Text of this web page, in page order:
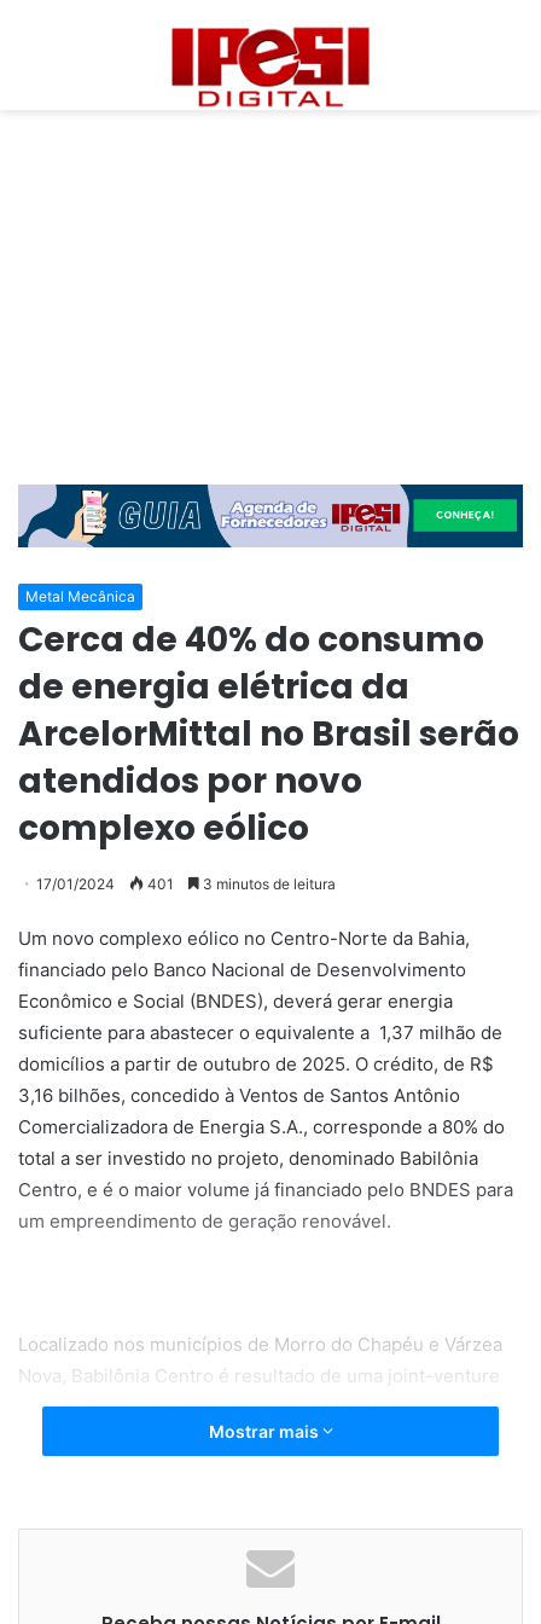
Metal Mecânica
Cerca de 40% do consumo
de energia elétrica da
ArcelorMittal no Brasil serão
atendidos por novo
complexo eólico
17/01/2024 401 3 minutos de leitura
Um novo complexo eólico no Centro-Norte da Bahia,
financiado pelo Banco Nacional de Desenvolvimento
Econômico e Social (BNDES), deverá gerar energia
suficiente para abastecer o equivalente a 1,37 milhão de
domicílios a partir de outubro de 2025. O crédito, de R$
3,16 bilhões, concedido à Ventos de Santos Antônio
Comercializadora de Energia S.A., corresponde a 80% do
total a ser investido no projeto, denominado Babilônia
Centro, e é o maior volume já financiado pelo BNDES para
um empreendimento de geração renovável.
Localizado nos municípios de Morro do Chapéu e Várzea
Nova, Babilônia Centro é resultado de uma joint-venture
entre a Casa dos Ventos e a ArcelorMittal, e o
empreendimento será responsável pelo abastecimento de
capacidade instalada de 553,5 MW e geração de energia
estimada em 267 MW médios, o complexo permitirá que a
ArcelorMittal Brasil seja autoprodutora de energia por
Mostrar mais